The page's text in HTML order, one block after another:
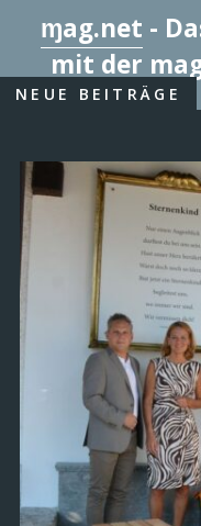
ɱag.net -
mit der
NEUE BEITRÄGE